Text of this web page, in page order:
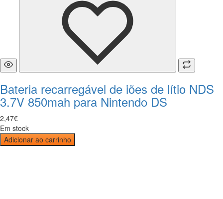
Bateria recarregável de iões de lítio NDS
3.7V 850mah para Nintendo DS
2,47€
Em stock
Adicionar ao carrinho